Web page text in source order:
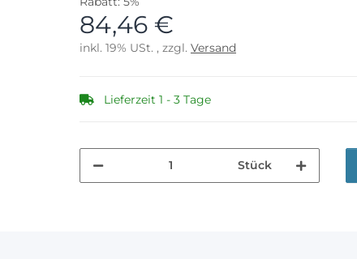
84,46 €
inkl. 19% USt. , zzgl. Versand
Lieferzeit 1 - 3 Tage
Stück